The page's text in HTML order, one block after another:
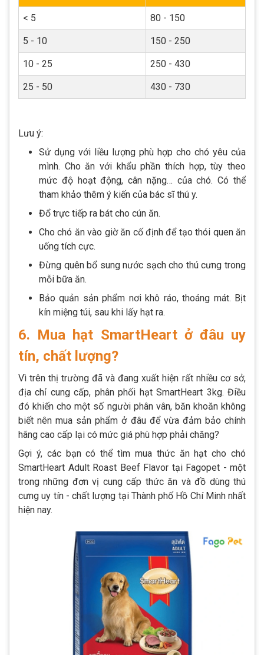
< 5 80 - 150
5 - 10 150 - 250
10 - 25 250 - 430
25 - 50 430 - 730
Lưu ý:
Sử dụng với liều lượng phù hợp cho chó yêu của
mình. Cho ăn với khẩu phần thích hợp, tùy theo
mức độ hoạt động, cân nặng… của chó. Có thể
tham khảo thêm ý kiến của bác sĩ thú y.
Đổ trực tiếp ra bát cho cún ăn.
Cho chó ăn vào giờ ăn cố định để tạo thói quen ăn
uống tích cực.
Đừng quên bổ sung nước sạch cho thú cưng trong
mỗi bữa ăn.
Bảo quản sản phẩm nơi khô ráo, thoáng mát. Bịt
kín miệng túi, sau khi lấy hạt ra.
6. Mua hạt SmartHeart ở đâu uy
tín, chất lượng?
Vì trên thị trường đã và đang xuất hiện rất nhiều cơ sở,
địa chỉ cung cấp, phân phối hạt SmartHeart 3kg. Điều
đó khiến cho một số người phân vân, băn khoăn không
biết nên mua sản phẩm ở đâu để vừa đảm bảo chính
hãng cao cấp lại có mức giá phù hợp phải chăng?
Gợi ý, các bạn có thể tìm mua thức ăn hạt cho chó
SmartHeart Adult Roast Beef Flavor tại Fagopet - một
trong những đơn vị cung cấp thức ăn và đồ dùng thú
cưng uy tín - chất lượng tại Thành phố Hồ Chí Minh nhất
hiện nay.